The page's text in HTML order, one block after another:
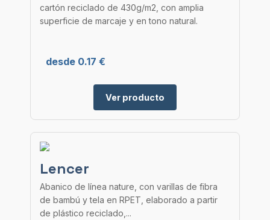
cartón reciclado de 430g/m2, con amplia
superficie de marcaje y en tono natural.
desde 0.17 €
Ver producto
Lencer
Abanico de línea nature, con varillas de fibra
de bambú y tela en RPET, elaborado a partir
de plástico reciclado,...